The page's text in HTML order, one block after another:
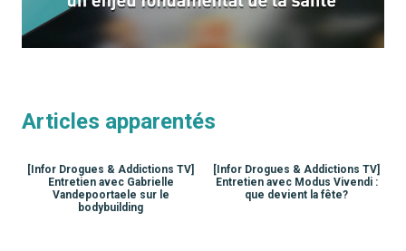
Video
Articles apparentés
[Infor Drogues & Addictions TV]
Entretien avec Gabrielle
Vandepoortaele sur le
bodybuilding
[Infor Drogues & Addictions TV]
Entretien avec Modus Vivendi :
que devient la fête?